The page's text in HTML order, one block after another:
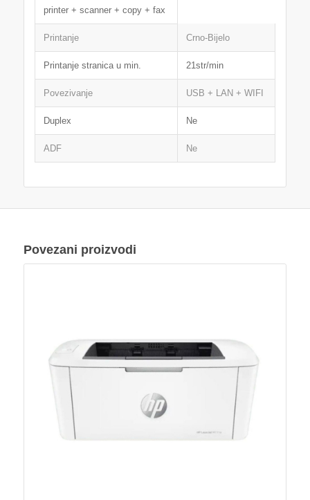
printer + scanner + copy + fax
Printanje Crno-Bijelo
Printanje stranica u min. 21str/min
Povezivanje USB + LAN + WIFI
Duplex Ne
ADF Ne
Povezani proizvodi